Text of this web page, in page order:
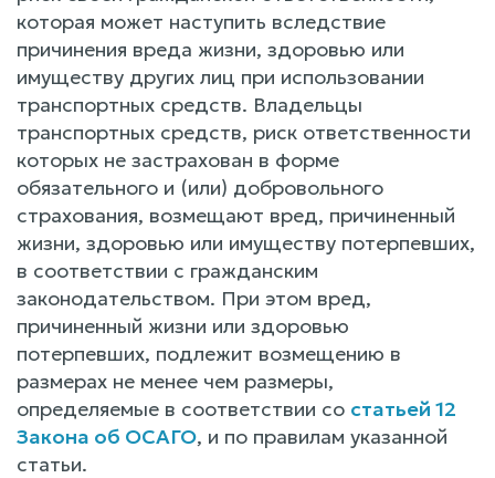
которая может наступить вследствие
причинения вреда жизни, здоровью или
имуществу других лиц при использовании
транспортных средств. Владельцы
транспортных средств, риск ответственности
которых не застрахован в форме
обязательного и (или) добровольного
страхования, возмещают вред, причиненный
жизни, здоровью или имуществу потерпевших,
в соответствии с гражданским
законодательством. При этом вред,
причиненный жизни или здоровью
потерпевших, подлежит возмещению в
размерах не менее чем размеры,
определяемые в соответствии со статьей 12
Закона об ОСАГО, и по правилам указанной
статьи.